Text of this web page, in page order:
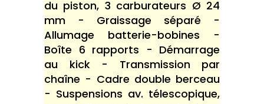
du piston, 3 carburateurs Ø 24
mm - Graissage séparé -
Allumage batterie-bobines -
Boîte 6 rapports - Démarrage
au kick - Transmission par
chaîne - Cadre double berceau
- Suspensions av. télescopique,